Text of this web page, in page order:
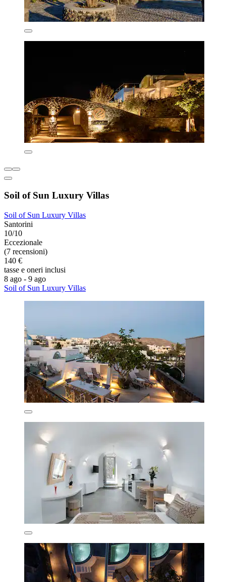
Soil of Sun Luxury Villas
Soil of Sun Luxury Villas
Santorini
10/10
Eccezionale
(7 recensioni)
140 €
tasse e oneri inclusi
8 ago - 9 ago
Soil of Sun Luxury Villas